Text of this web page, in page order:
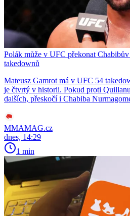
Polák může v UFC překonat
takedownů
Mateusz Gamrot má v UFC 54
je čtvrtý v historii. Pokud proti
dalších, přeskočí i Chabiba
MMAMAG.cz
dnes, 14:29
1 min